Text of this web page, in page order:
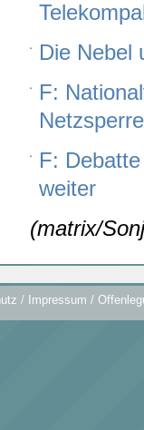
Die Nebel
F:
F:
weiter
(matrix/
/ Impressum /